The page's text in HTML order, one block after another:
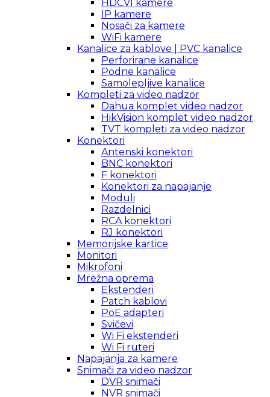
HDCVI kamere
IP kamere
Nosači za kamere
WiFi kamere
Kanalice za kablove | PVC kanalice
Perforirane kanalice
Podne kanalice
Samolepljive kanalice
Kompleti za video nadzor
Dahua komplet video nadzor
HikVision komplet video nadzor
TVT kompleti za video nadzor
Konektori
Antenski konektori
BNC konektori
F konektori
Konektori za napajanje
Moduli
Razdelnici
RCA konektori
RJ konektori
Memorijske kartice
Monitori
Mikrofoni
Mrežna oprema
Ekstenderi
Patch kablovi
PoE adapteri
Svičevi
Wi Fi ekstenderi
Wi Fi ruteri
Napajanja za kamere
Snimači za video nadzor
DVR snimači
NVR snimači